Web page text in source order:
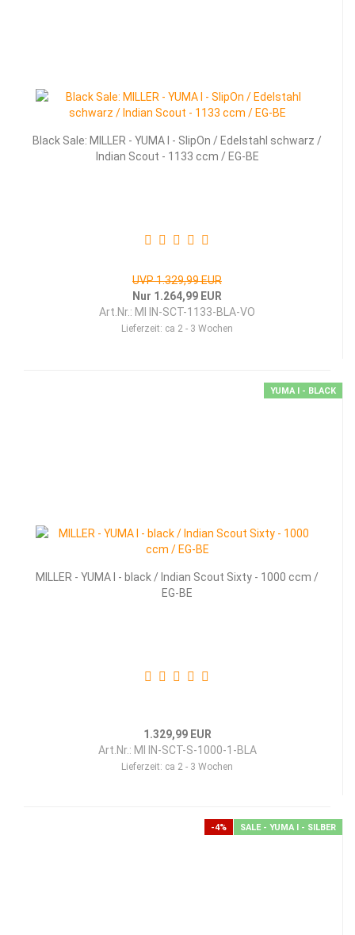
Black Sale: MILLER - YUMA I - SlipOn / Edelstahl schwarz /
Indian Scout - 1133 ccm / EG-BE
UVP 1.329,99 EUR
Nur 1.264,99 EUR
Art.Nr.: MI IN-SCT-1133-BLA-VO
Lieferzeit: ca 2 - 3 Wochen
YUMA I - BLACK
MILLER - YUMA I - black / Indian Scout Sixty - 1000 ccm /
EG-BE
1.329,99 EUR
Art.Nr.: MI IN-SCT-S-1000-1-BLA
Lieferzeit: ca 2 - 3 Wochen
-4% SALE - YUMA I - SILBER